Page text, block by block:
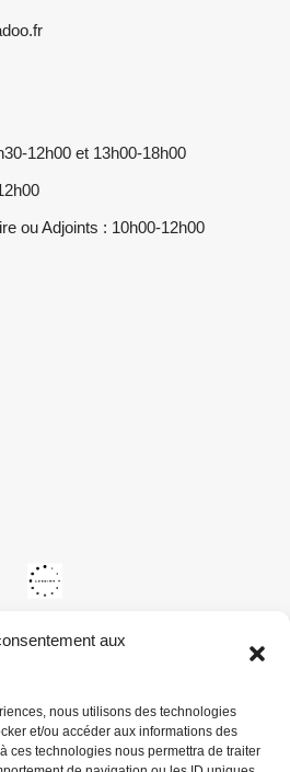
aux
nous utilisons des technologies
et/ou accéder aux informations des
ces technologies nous permettra de traiter
12h00 et 13h00-18h00
ou Adjoints : 10h00-12h00